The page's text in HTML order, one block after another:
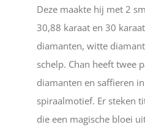
Deze maakte hij met 2
30,88 karaat en 30
diamanten, witte
schelp. Chan heeft twee
diamanten en saffieren
spiraalmotief. Er steken
die een magische bloei